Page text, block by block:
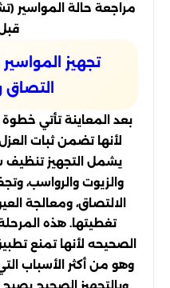
مراجعة حالة المواسير
تجهيز
بعد المعاينة تأتي
لأنها تضمن ثبات
يشمل التجهيز تنظيف
والزيوت والرواسب،
الالتصاق، ومعالجة
تغطيتها. هذه
الصحيحه لأنها تمنع
وهو من أكثر الأسباب